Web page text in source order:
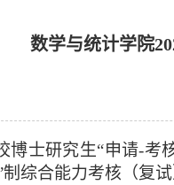
数学与统计学院
博士研究生“申请-考
制综合能力考核（复